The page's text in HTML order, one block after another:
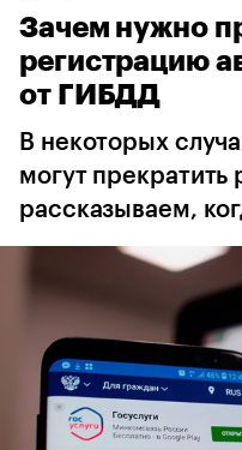
Esteo Jaecoo
Зачем нужно
регистрацию
от ГИБДД
В некоторых
могут прекратить
рассказываем,